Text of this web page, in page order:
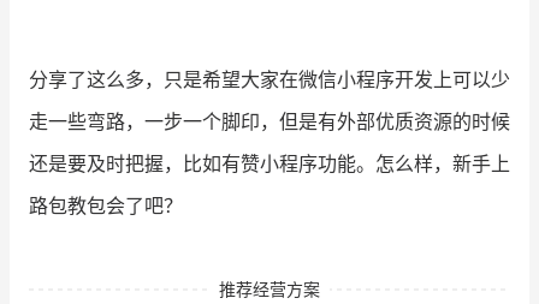
分享了这么多，只是希望大家在微信小程序开发上可以少
走一些弯路，一步一个脚印，但是有外部优质资源的时候
还是要及时把握，比如有赞小程序功能。怎么样，新手上
路包教包会了吧？
推荐经营方案